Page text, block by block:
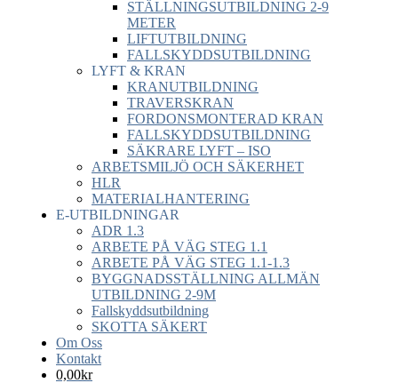
STÄLLNINGSUTBILDNING 2-9
METER
LIFTUTBILDNING
FALLSKYDDSUTBILDNING
LYFT & KRAN
KRANUTBILDNING
TRAVERSKRAN
FORDONSMONTERAD KRAN
FALLSKYDDSUTBILDNING
SÄKRARE LYFT – ISO
ARBETSMILJÖ OCH SÄKERHET
HLR
MATERIALHANTERING
E-UTBILDNINGAR
ADR 1.3
ARBETE PÅ VÄG STEG 1.1
ARBETE PÅ VÄG STEG 1.1-1.3
BYGGNADSSTÄLLNING ALLMÄN
UTBILDNING 2-9M
Fallskyddsutbildning
SKOTTA SÄKERT
Om Oss
Kontakt
0,00kr